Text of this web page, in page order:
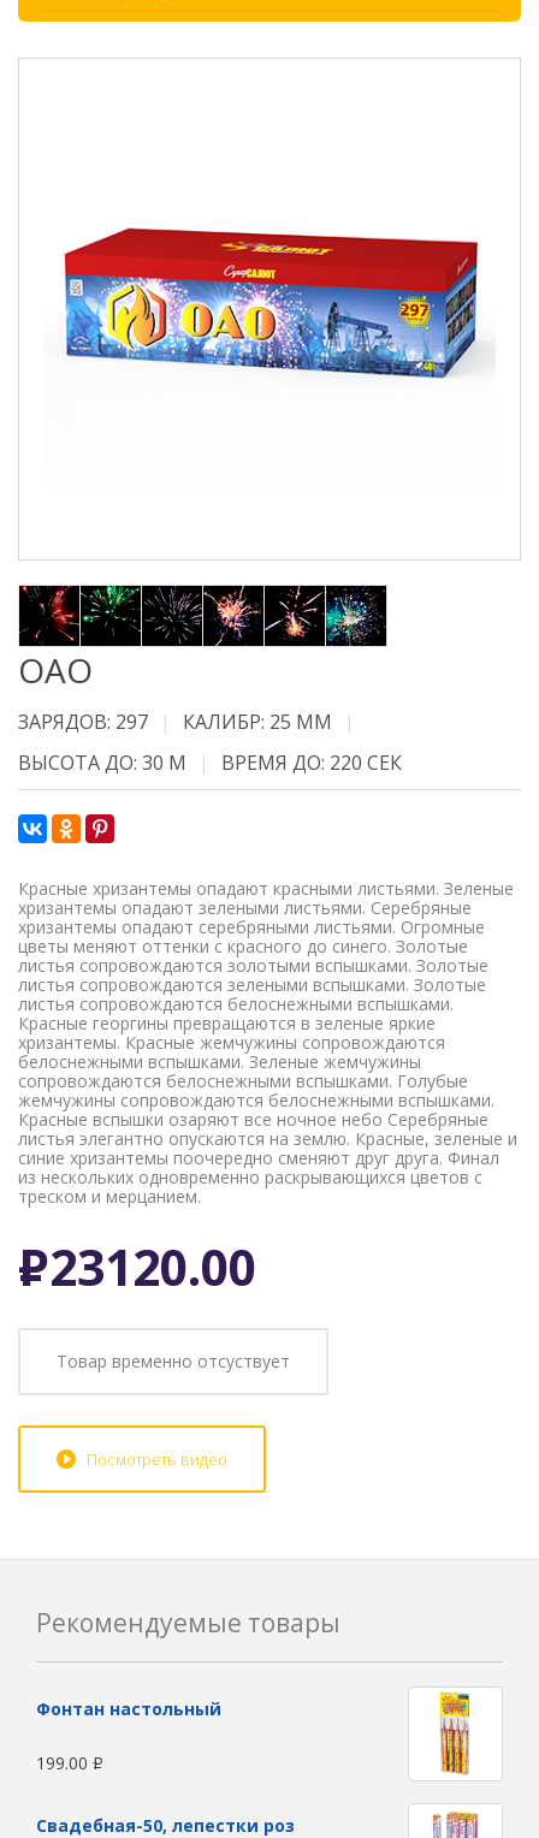
ОАО
ЗАРЯДОВ: 297
КАЛИБР: 25 ММ
ВЫСОТА ДО: 30 М
ВРЕМЯ ДО: 220 СЕК
Красные хризантемы опадают красными листьями. Зеленые
хризантемы опадают зелеными листьями. Серебряные
хризантемы опадают серебряными листьями. Огромные
цветы меняют оттенки с красного до синего. Золотые
листья сопровождаются золотыми вспышками. Золотые
листья сопровождаются зелеными вспышками. Золотые
листья сопровождаются белоснежными вспышками.
Красные георгины превращаются в зеленые яркие
хризантемы. Красные жемчужины сопровождаются
белоснежными вспышками. Зеленые жемчужины
сопровождаются белоснежными вспышками. Голубые
жемчужины сопровождаются белоснежными вспышками.
Красные вспышки озаряют все ночное небо Серебряные
листья элегантно опускаются на землю. Красные, зеленые и
синие хризантемы поочередно сменяют друг друга. Финал
из нескольких одновременно раскрывающихся цветов с
треском и мерцанием.
Р23120.00
Товар временно отсуствует
Посмотреть видео
Рекомендуемые товары
Фонтан настольный
199.00 Р
Свадебная-50, лепестки роз